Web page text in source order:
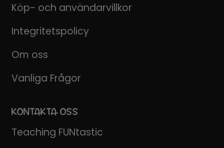
Köp- och användarvillkor
Integritetspolicy
Om oss
Vanliga Frågor
KONTAKTA OSS
Teaching FUNtastic